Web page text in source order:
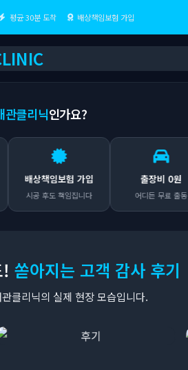
평균 30분 도착 배상책임보험 가입
관클리닉인가요?
배상책임보험 가입
시공 후도 책임집니다
출장비 0원
어디든 무료 출동
! 쏟아지는 고객 감사 후기
클리닉의 실제 현장 모습입니다.